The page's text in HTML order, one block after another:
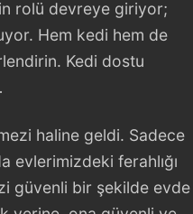
rolü devreye giriyor;
Hem kedi hem de
Kedi dostu
haline geldi. Sadece
evlerimizdeki ferahlığı
güvenli bir şekilde evde